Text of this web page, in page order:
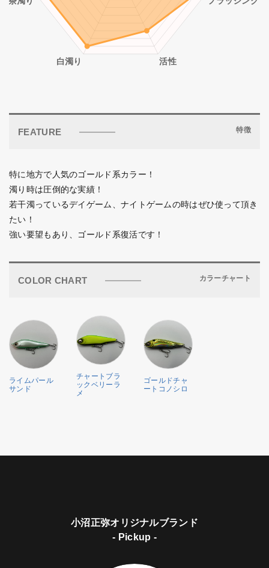
FEATURE 特徴
特に地方で人気のゴールド系カラー！
濁り時は圧倒的な実績！
若干濁っているデイゲーム、ナイトゲームの時はぜひ使って頂き
たい！
強い要望もあり、ゴールド系復活です！
COLOR CHART カラーチャート
ライムパール
サンド
チャートブラ
ックベリーラ
メ
ゴールドチャ
ートコノシロ
小沼正弥オリジナルブランド
- Pickup -